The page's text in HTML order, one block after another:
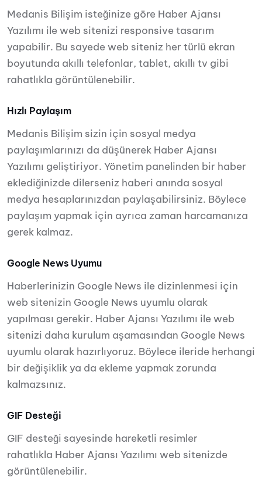
Medanis Bilişim isteğinize göre Haber Ajansı
Yazılımı ile web sitenizi responsive tasarım
yapabilir. Bu sayede web siteniz her türlü ekran
boyutunda akıllı telefonlar, tablet, akıllı tv gibi
rahatlıkla görüntülenebilir.
Hızlı Paylaşım
Medanis Bilişim sizin için sosyal medya
paylaşımlarınızı da düşünerek Haber Ajansı
Yazılımı geliştiriyor. Yönetim panelinden bir haber
eklediğinizde dilerseniz haberi anında sosyal
medya hesaplarınızdan paylaşabilirsiniz. Böylece
paylaşım yapmak için ayrıca zaman harcamanıza
gerek kalmaz.
Google News Uyumu
Haberlerinizin Google News ile dizinlenmesi için
web sitenizin Google News uyumlu olarak
yapılması gerekir. Haber Ajansı Yazılımı ile web
sitenizi daha kurulum aşamasından Google News
uyumlu olarak hazırlıyoruz. Böylece ileride herhangi
bir değişiklik ya da ekleme yapmak zorunda
kalmazsınız.
GIF Desteği
GIF desteği sayesinde hareketli resimler
rahatlıkla Haber Ajansı Yazılımı web sitenizde
görüntülenebilir.